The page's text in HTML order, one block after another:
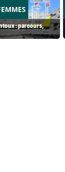
: parcours,